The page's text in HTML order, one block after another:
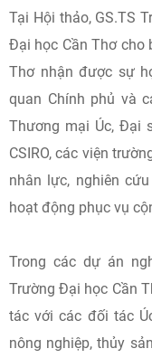
Tại Hội thảo, GS.TS
Đại học Cần Thơ cho
Thơ nhận được sự
quan Chính phủ và
Thương mại Úc, Đại
CSIRO, các viện
nhân lực, nghiên
hoạt động phục vụ
Trong các dự án
Trường Đại học Cần
tác với các đối tác
nông nghiệp, thủy